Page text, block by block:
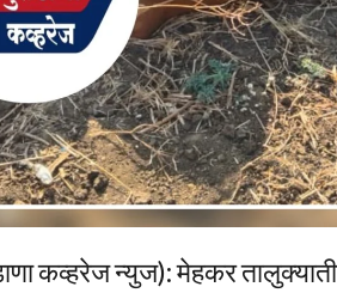
कव्हरेज न्युज): मेहकर